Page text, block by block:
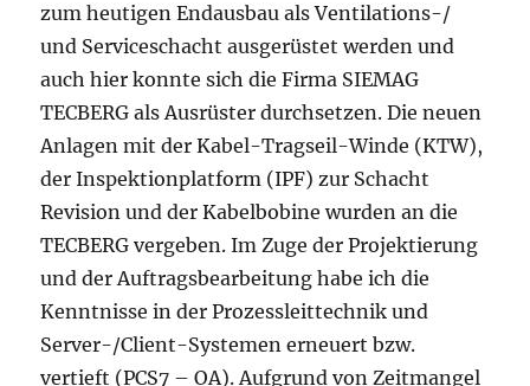
zum heutigen Endausbau als Ventilations-/
und Serviceschacht ausgerüstet werden und
auch hier konnte sich die Firma SIEMAG
TECBERG als Ausrüster durchsetzen. Die neuen
Anlagen mit der Kabel-Tragseil-Winde (KTW),
der Inspektionplatform (IPF) zur Schacht
Revision und der Kabelbobine wurden an die
TECBERG vergeben. Im Zuge der Projektierung
und der Auftragsbearbeitung habe ich die
Kenntnisse in der Prozessleittechnik und
Server-/Client-Systemen erneuert bzw.
vertieft (PCS7 – OA). Aufgrund von Zeitmangel